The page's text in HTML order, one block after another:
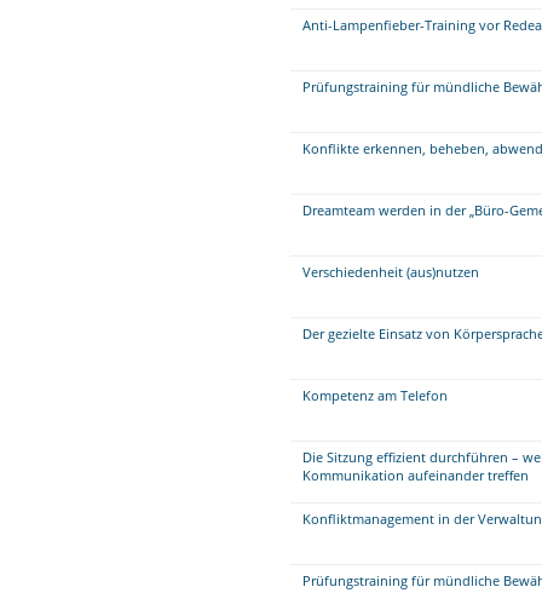
Anti-Lampenfieber-Training vor
Prüfungstraining für mündliche
Konflikte erkennen, beheben,
Dreamteam werden in der „Büro-
Verschiedenheit (aus)nutzen
Der gezielte Einsatz von
Kompetenz am Telefon
Die Sitzung effizient durchführen –
Kommunikation aufeinander treffen
Konfliktmanagement in der
Prüfungstraining für mündliche